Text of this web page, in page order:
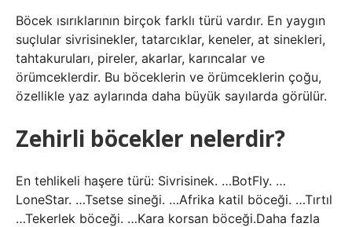
Böcek ısırıklarının birçok farklı türü vardır. En yaygın
suçlular sivrisinekler, tatarcıklar, keneler, at sinekleri,
tahtakuruları, pireler, akarlar, karıncalar ve
örümceklerdir. Bu böceklerin ve örümceklerin çoğu,
özellikle yaz aylarında daha büyük sayılarda görülür.
Zehirli böcekler nelerdir?
En tehlikeli haşere türü: Sivrisinek. …BotFly. …
LoneStar. …Tsetse sineği. …Afrika katil böceği. …Tırtıl
…Tekerlek böceği. …Kara korsan böceği.Daha fazla